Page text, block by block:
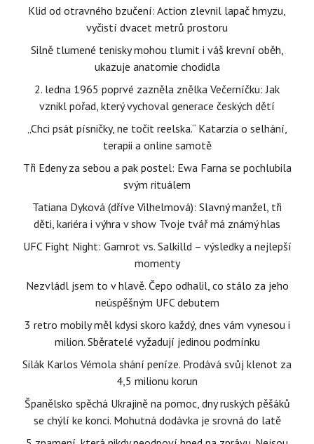
Klid od otravného bzučení: Action zlevnil lapač hmyzu,
vyčistí dvacet metrů prostoru
Silně tlumené tenisky mohou tlumit i váš krevní oběh,
ukazuje anatomie chodidla
2. ledna 1965 poprvé zazněla znělka Večerníčku: Jak
vznikl pořad, který vychoval generace českých dětí
„Chci psát písničky, ne točit reelska.“ Katarzia o selhání,
terapii a online samotě
Tři Edeny za sebou a pak postel: Ewa Farna se pochlubila
svým rituálem
Tatiana Dyková (dříve Vilhelmová): Slavný manžel, tři
děti, kariéra i výhra v show Tvoje tvář má známý hlas
UFC Fight Night: Gamrot vs. Salkilld – výsledky a nejlepší
momenty
Nezvládl jsem to v hlavě. Čepo odhalil, co stálo za jeho
neúspěšným UFC debutem
3 retro mobily měl kdysi skoro každý, dnes vám vynesou i
milion. Sběratelé vyžadují jedinou podmínku
Silák Karlos Vémola shání peníze. Prodává svůj klenot za
4,5 milionu korun
Španělsko spěchá Ukrajině na pomoc, dny ruských pěšáků
se chýlí ke konci. Mohutná dodávka je srovná do latě